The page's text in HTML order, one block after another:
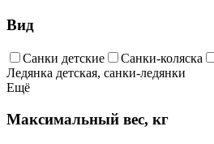
Вид
Санки детские Санки-коляска
Ледянка детская, санки-ледянки
Ещё
Максимальный вес, кг